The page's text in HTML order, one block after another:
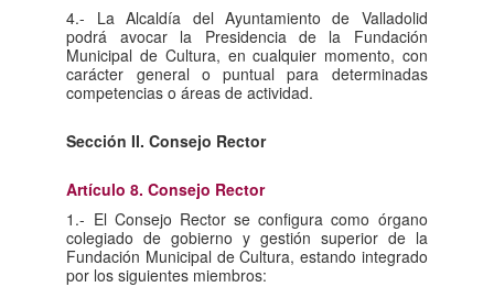
4.- La Alcaldía del Ayuntamiento de Valladolid
podrá avocar la Presidencia de la Fundación
Municipal de Cultura, en cualquier momento, con
carácter general o puntual para determinadas
competencias o áreas de actividad.
Sección II. Consejo Rector
Artículo 8. Consejo Rector
1.- El Consejo Rector se configura como órgano
colegiado de gobierno y gestión superior de la
Fundación Municipal de Cultura, estando integrado
por los siguientes miembros: